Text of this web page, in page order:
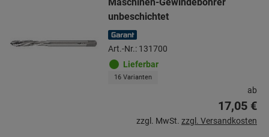
unbeschichtet
Art.-Nr.: 131700
Lieferbar
16 Varianten
ab
17,05 €
zzgl. MwSt. zzgl. Versandkosten